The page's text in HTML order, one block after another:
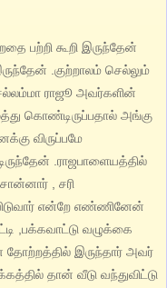
பற்றி கூறி இருந்தேன்
.குற்றாலம் செல்லும்
ராஜூ அவர்களின்
கொண்டிருப்பதால் அங்கு
விருப்பமே
.ராஜபாளையத்தில்
, சரி
என்றே எண்ணினேன்
,பக்கவாட்டு வழுக்கை
தோற்றத்தில் இருந்தார் அவர்
தான் வீடு வந்துவிட்டு